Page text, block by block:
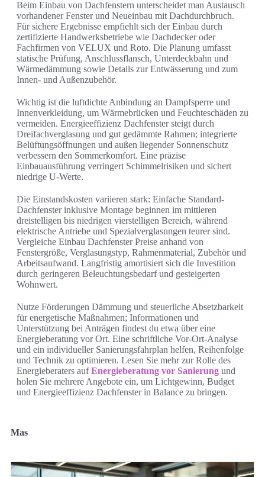
Beim Einbau von Dachfenstern unterscheidet man Austausch
vorhandener Fenster und Neueinbau mit Dachdurchbruch.
Für sichere Ergebnisse empfiehlt sich der Einbau durch
zertifizierte Handwerksbetriebe wie Dachdecker oder
Fachfirmen von VELUX und Roto. Die Planung umfasst
statische Prüfung, Anschlussflansch, Unterdeckbahn und
Wärmedämmung sowie Details zur Entwässerung und zum
Innen- und Außenzubehör.
Wichtig ist die luftdichte Anbindung an Dampfsperre und
Innenverkleidung, um Wärmebrücken und Feuchteschäden zu
vermeiden. Energieeffizienz Dachfenster steigt durch
Dreifachverglasung und gut gedämmte Rahmen; integrierte
Belüftungsöffnungen und außen liegender Sonnenschutz
verbessern den Sommerkomfort. Eine präzise
Einbauausführung verringert Schimmelrisiken und sichert
niedrige U-Werte.
Die Einstandskosten variieren stark: Einfache Standard-
Dachfenster inklusive Montage beginnen im mittleren
dreistelligen bis niedrigen vierstelligen Bereich, während
elektrische Antriebe und Spezialverglasungen teurer sind.
Vergleiche Einbau Dachfenster Preise anhand von
Fenstergröße, Verglasungstyp, Rahmenmaterial, Zubehör und
Arbeitsaufwand. Langfristig amortisiert sich die Investition
durch geringeren Beleuchtungsbedarf und gesteigerten
Wohnwert.
Nutze Förderungen Dämmung und steuerliche Absetzbarkeit
für energetische Maßnahmen; Informationen und
Unterstützung bei Anträgen findest du etwa über eine
Energieberatung vor Ort. Eine schriftliche Vor-Ort-Analyse
und ein individueller Sanierungsfahrplan helfen, Reihenfolge
und Technik zu optimieren. Lesen Sie mehr zur Rolle des
Energieberaters aufEnergieberatung vor Sanierung und
holen Sie mehrere Angebote ein, um Lichtgewinn, Budget
und Energieeffizienz Dachfenster in Balance zu bringen.
Mas